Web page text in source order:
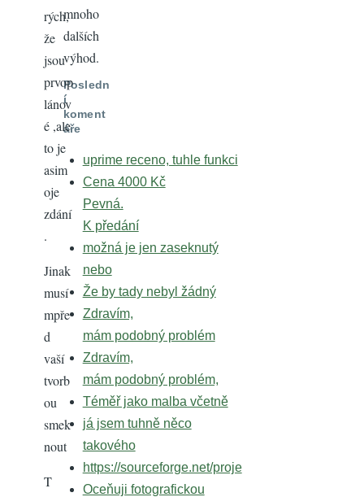
rých,
že
jsou
prvop
lánov
é ,ale
to je
asim
oje
zdání
.
Jinak
musí
mpře
d
vaší
tvorb
ou
smek
nout
T
mnoho
dalších
výhod.
Posledn
í
koment
áře
uprime receno, tuhle funkci
Cena 4000 Kč
Pevná.
K předání
možná je jen zaseknutý
nebo
Že by tady nebyl žádný
Zdravím,
mám podobný problém
Zdravím,
mám podobný problém,
Téměř jako malba včetně
já jsem tuhně něco
takového
https://sourceforge.net/proje
Oceňuji fotografickou